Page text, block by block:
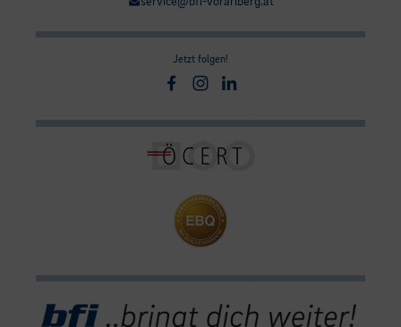
Jetzt folgen!
Facebook
Instagram
Linkedin